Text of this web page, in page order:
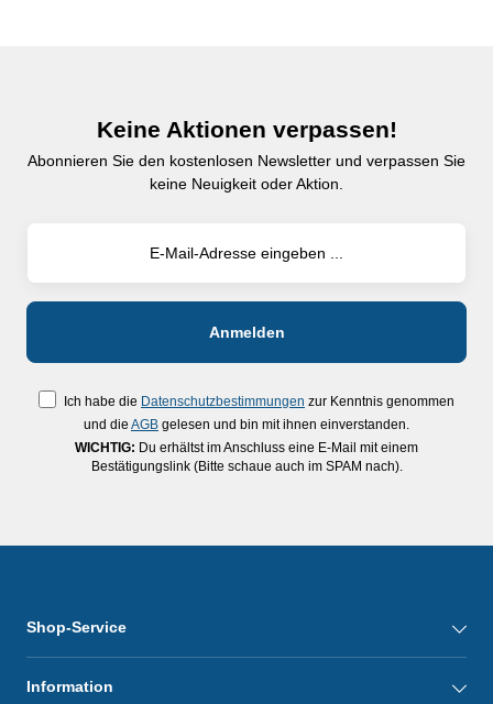
Keine Aktionen verpassen!
Abonnieren Sie den kostenlosen Newsletter und verpassen Sie
keine Neuigkeit oder Aktion.
Ich habe die Datenschutzbestimmungen zur Kenntnis genommen
und die AGB gelesen und bin mit ihnen einverstanden.
WICHTIG: Du erhältst im Anschluss eine E-Mail mit einem
Bestätigungslink (Bitte schaue auch im SPAM nach).
Shop-Service
Information